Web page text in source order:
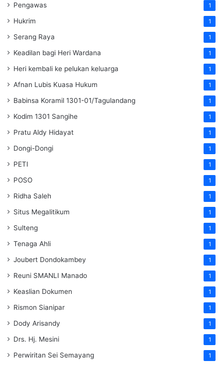
Pengawas 1
Hukrim 1
Serang Raya 1
Keadilan bagi Heri Wardana 1
Heri kembali ke pelukan keluarga 1
Afnan Lubis Kuasa Hukum 1
Babinsa Koramil 1301-01/Tagulandang 1
Kodim 1301 Sangihe 1
Pratu Aldy Hidayat 1
Dongi-Dongi 1
PETI 1
POSO 1
Ridha Saleh 1
Situs Megalitikum 1
Sulteng 1
Tenaga Ahli 1
Joubert Dondokambey 1
Reuni SMANLI Manado 1
Keaslian Dokumen 1
Rismon Sianipar 1
Dody Arisandy 1
Drs. Hj. Mesini 1
Perwiritan Sei Semayang 1